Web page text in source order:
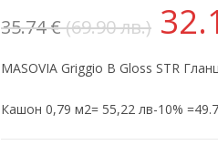
35.74€(69.90 лв.)
MASOVIA Griggio B Gloss STR
Кашон 0,79 м2= 55,22 лв-10%